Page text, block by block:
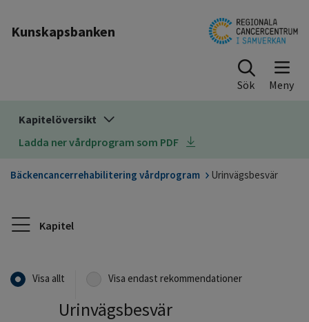
Kunskapsbanken
Sök
Kapitelöversikt
Ladda ner vårdprogram som PDF
Bäckencancerrehabilitering vårdprogram Urinvägsbesvär
Kapitel
Visa allt Visa endast rekommendationer
Urinvägsbesvär